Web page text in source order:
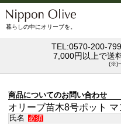
暮らしの中にオリーブを。
TEL:0570-200-
7,000円以上で送
(※)
商品についてのお問い合わせ
オリーブ苗木8号ポット マ
氏名 必須